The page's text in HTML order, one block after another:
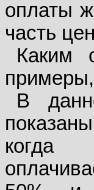
оплаты
часть
Каким
В